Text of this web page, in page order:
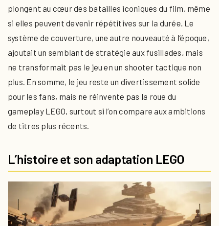
plongent au cœur des batailles iconiques du film, même
si elles peuvent devenir répétitives sur la durée. Le
système de couverture, une autre nouveauté à l’époque,
ajoutait un semblant de stratégie aux fusillades, mais
ne transformait pas le jeu en un shooter tactique non
plus. En somme, le jeu reste un divertissement solide
pour les fans, mais ne réinvente pas la roue du
gameplay LEGO, surtout si l’on compare aux ambitions
de titres plus récents.
L’histoire et son adaptation LEGO